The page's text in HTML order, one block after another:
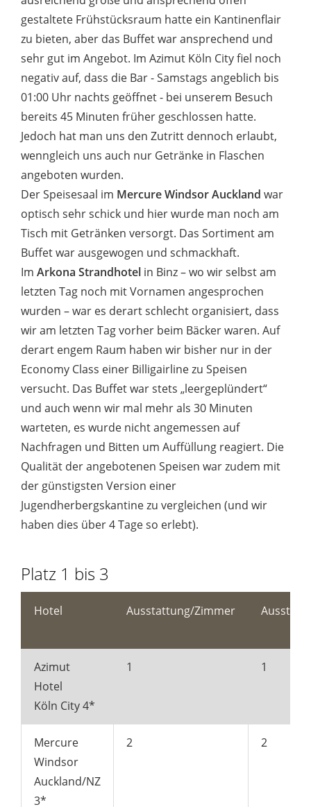
gestaltete Frühstücksraum hatte ein Kantinenflair
zu bieten, aber das Buffet war ansprechend und
sehr gut im Angebot. Im Azimut Köln City fiel noch
negativ auf, dass die Bar - Samstags angeblich bis
01:00 Uhr nachts geöffnet - bei unserem Besuch
bereits 45 Minuten früher geschlossen hatte.
Jedoch hat man uns den Zutritt dennoch erlaubt,
wenngleich uns auch nur Getränke in Flaschen
angeboten wurden.
Der Speisesaal im Mercure Windsor Auckland war
optisch sehr schick und hier wurde man noch am
Tisch mit Getränken versorgt. Das Sortiment am
Buffet war ausgewogen und schmackhaft.
Im Arkona Strandhotel in Binz – wo wir selbst am
letzten Tag noch mit Vornamen angesprochen
wurden – war es derart schlecht organisiert, dass
wir am letzten Tag vorher beim Bäcker waren. Auf
derart engem Raum haben wir bisher nur in der
Economy Class einer Billigairline zu Speisen
versucht. Das Buffet war stets „leergeplündert“
und auch wenn wir mal mehr als 30 Minuten
warteten, es wurde nicht angemessen auf
Nachfragen und Bitten um Auffüllung reagiert. Die
Qualität der angebotenen Speisen war zudem mit
der günstigsten Version einer
Jugendherbergskantine zu vergleichen (und wir
haben dies über 4 Tage so erlebt).
Platz 1 bis 3
Hotel Ausstattung/Zimmer
Azimut
Hotel
Köln City 4*
1 1
Mercure
Windsor
Auckland/NZ
3*
2 2